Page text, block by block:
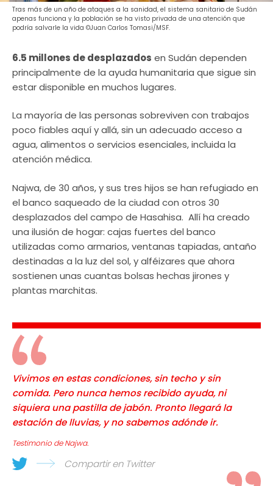
Tras más de un año de ataques a la sanidad, el sistema sanitario de Sudán
apenas funciona y la población se ha visto privada de una atención que
podría salvarle la vida ©Juan Carlos Tomasi/MSF.
6.5 millones de desplazados en Sudán dependen
principalmente de la ayuda humanitaria que sigue sin
estar disponible en muchos lugares.
La mayoría de las personas sobreviven con trabajos
poco fiables aquí y allá, sin un adecuado acceso a
agua, alimentos o servicios esenciales, incluida la
atención médica.
Najwa, de 30 años, y sus tres hijos se han refugiado en
el banco saqueado de la ciudad con otros 30
desplazados del campo de Hasahisa. Allí ha creado
una ilusión de hogar: cajas fuertes del banco
utilizadas como armarios, ventanas tapiadas, antaño
destinadas a la luz del sol, y alféizares que ahora
sostienen unas cuantas bolsas hechas jirones y
plantas marchitas.
Vivimos en estas condiciones, sin techo y sin
comida. Pero nunca hemos recibido ayuda, ni
siquiera una pastilla de jabón. Pronto llegará la
estación de lluvias, y no sabemos adónde ir.
Testimonio de Najwa.
Compartir en Twitter